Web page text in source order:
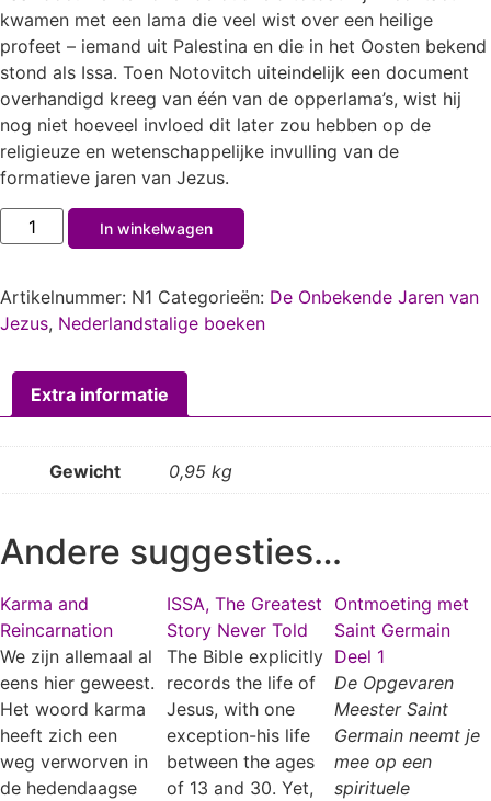
kwamen met een lama die veel wist over een heilige
profeet – iemand uit Palestina en die in het Oosten bekend
stond als Issa. Toen Notovitch uiteindelijk een document
overhandigd kreeg van één van de opperlama’s, wist hij
nog niet hoeveel invloed dit later zou hebben op de
religieuze en wetenschappelijke invulling van de
formatieve jaren van Jezus.
In winkelwagen
Artikelnummer: N1 Categorieën: De Onbekende Jaren van
Jezus, Nederlandstalige boeken
Extra informatie
Gewicht 0,95 kg
Andere suggesties…
Karma and
Reincarnation
We zijn allemaal al
eens hier geweest.
Het woord karma
heeft zich een
weg verworven in
de hedendaagse
ISSA, The Greatest
Story Never Told
The Bible explicitly
records the life of
Jesus, with one
exception-his life
between the ages
of 13 and 30. Yet,
Ontmoeting met
Saint Germain
Deel 1
De Opgevaren
Meester Saint
Germain neemt je
mee op een
spirituele